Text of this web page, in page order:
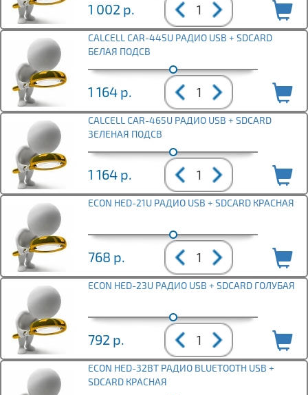
1 002 р.
CALCELL CAR-445U РАДИО USB + SDCARD
БЕЛАЯ ПОДСВ
1 164 р.
CALCELL CAR-465U РАДИО USB + SDCARD
ЗЕЛЕНАЯ ПОДСВ
1 164 р.
ECON HED-21U РАДИО USB + SDCARD КРАСНАЯ
768 р.
ECON HED-23U РАДИО USB + SDCARD ГОЛУБАЯ
792 р.
ECON HED-32BT РАДИО BLUETOOTH USB +
SDCARD КРАСНАЯ